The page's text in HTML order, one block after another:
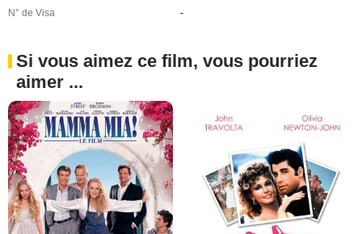
N° de Visa
-
Si vous aimez ce film, vous pourriez
aimer ...